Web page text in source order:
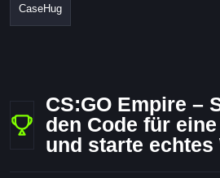
CaseHug
CS:GO Empire –
den Code für
und starte echtes